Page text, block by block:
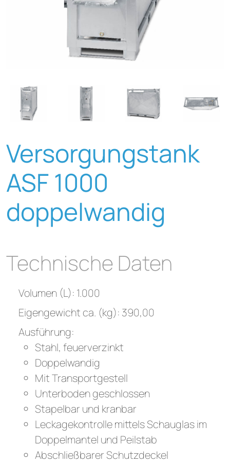
Versorgungstank
ASF 1000
doppelwandig
Technische Daten
Volumen (L): 1.000
Eigengewicht ca. (kg): 390,00
Ausführung:
Stahl, feuerverzinkt
Doppelwandig
Mit Transportgestell
Unterboden geschlossen
Stapelbar und kranbar
Leckagekontrolle mittels Schauglas im
Doppelmantel und Peilstab
Abschließbarer Schutzdeckel